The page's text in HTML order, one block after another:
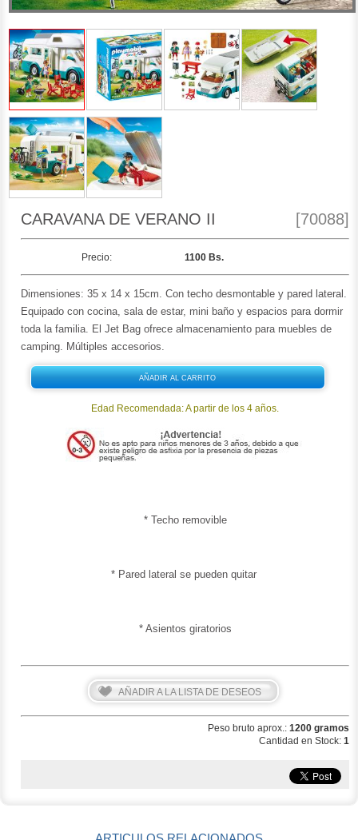
CARAVANA DE VERANO II [70088]
Precio: 1100 Bs.
Dimensiones: 35 x 14 x 15cm. Con techo desmontable y pared lateral.
Equipado con cocina, sala de estar, mini baño y espacios para dormir
toda la familia. El Jet Bag ofrece almacenamiento para muebles de
camping. Múltiples accesorios.
AÑADIR AL CARRITO
Edad Recomendada: A partir de los 4 años.
* Techo removible
* Pared lateral se pueden quitar
* Asientos giratorios
AÑADIR A LA LISTA DE DESEOS
Peso bruto aprox.: 1200 gramos
Cantidad en Stock: 1